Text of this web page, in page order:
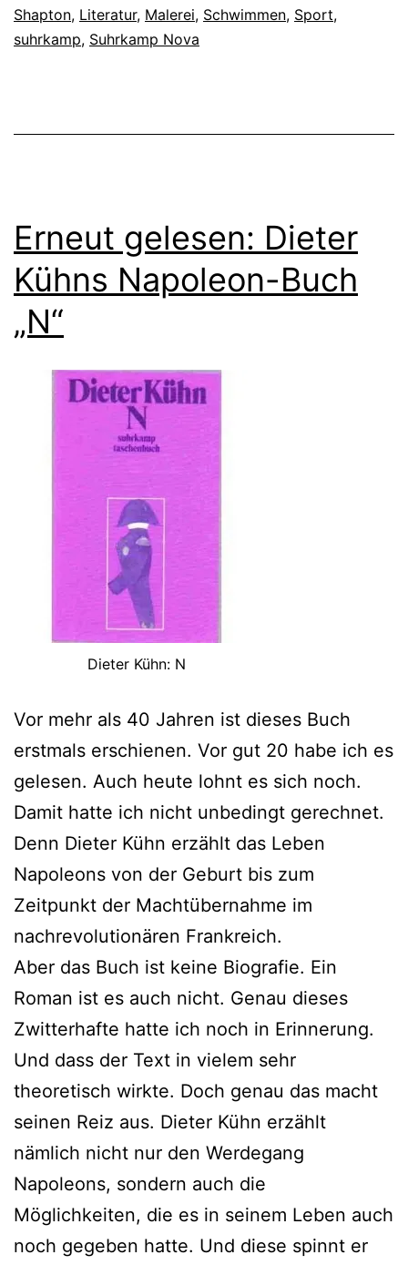
Shapton, Literatur, Malerei, Schwimmen, Sport,
suhrkamp, Suhrkamp Nova
Erneut gelesen: Dieter
Kühns Napoleon-Buch
„N“
Dieter Kühn: N
Vor mehr als 40 Jahren ist dieses Buch
erstmals erschienen. Vor gut 20 habe ich es
gelesen. Auch heute lohnt es sich noch.
Damit hatte ich nicht unbedingt gerechnet.
Denn Dieter Kühn erzählt das Leben
Napoleons von der Geburt bis zum
Zeitpunkt der Machtübernahme im
nachrevolutionären Frankreich.
Aber das Buch ist keine Biografie. Ein
Roman ist es auch nicht. Genau dieses
Zwitterhafte hatte ich noch in Erinnerung.
Und dass der Text in vielem sehr
theoretisch wirkte. Doch genau das macht
seinen Reiz aus. Dieter Kühn erzählt
nämlich nicht nur den Werdegang
Napoleons, sondern auch die
Möglichkeiten, die es in seinem Leben auch
noch gegeben hatte. Und diese spinnt er